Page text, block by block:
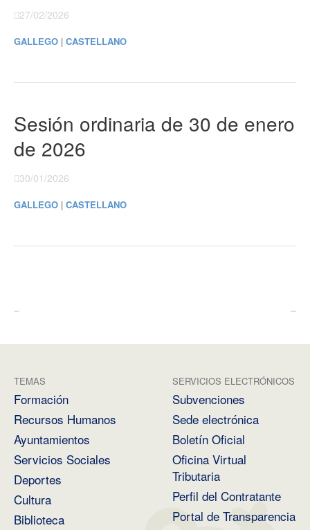
27/02/2026
GALLEGO | CASTELLANO
Sesión ordinaria de 30 de enero
de 2026
30/01/2026
GALLEGO | CASTELLANO
TEMAS
Formación
Recursos Humanos
Ayuntamientos
Servicios Sociales
Deportes
Cultura
Biblioteca
SERVICIOS ELECTRÓNICOS
Subvenciones
Sede electrónica
Boletín Oficial
Oficina Virtual
Tributaria
Perfil del Contratante
Portal de Transparencia